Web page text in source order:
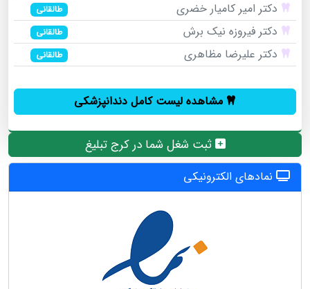
دکتر امیر کامیار خضری طالقانی
دکتر فیروزه نیک برش طالقانی
دکتر علیرضا مظاهری طالقانی
مشاهده لیست کامل دندانپزشکی
ثبت شغل شما در کرج تبلیغ
نمادهای الکترونیکی